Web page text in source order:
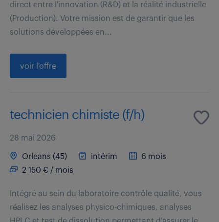
direct entre l'innovation (R&D) et la réalité industrielle
(Production). Votre mission est de garantir que les
solutions développées en...
voir l'offre
technicien chimiste (f/h)
28 mai 2026
Orleans (45) intérim
6 mois
2 150 € / mois
Intégré au sein du laboratoire contrôle qualité, vous
réalisez les analyses physico-chimiques, analyses